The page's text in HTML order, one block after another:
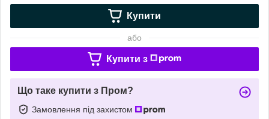
Купити
або
Купити з
Що таке купити з Пром?
Замовлення під захистом